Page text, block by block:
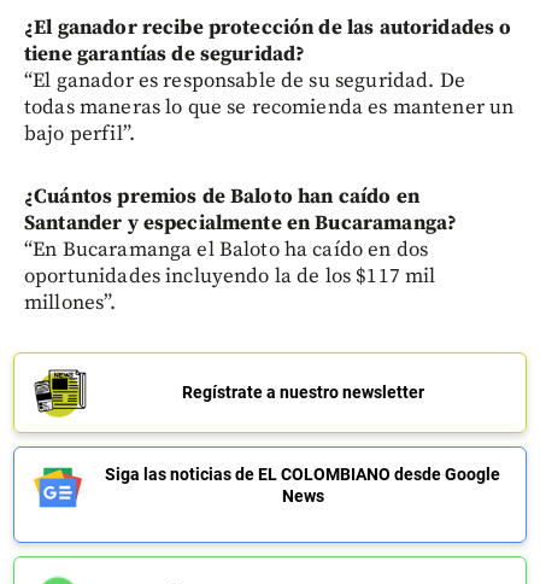
¿El ganador recibe protección de las autoridades o
tiene garantías de seguridad?
“El ganador es responsable de su seguridad. De
todas maneras lo que se recomienda es mantener un
bajo perfil”.
¿Cuántos premios de Baloto han caído en
Santander y especialmente en Bucaramanga?
“En Bucaramanga el Baloto ha caído en dos
oportunidades incluyendo la de los $117 mil
millones”.
Regístrate a nuestro newsletter
Siga las noticias de EL COLOMBIANO desde Google
News